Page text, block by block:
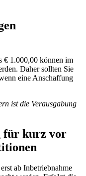
€ 1.000,00 können im
Daher sollten Sie
eine Anschaffung
ist die Verausgabung
für kurz vor
ab Inbetriebnahme